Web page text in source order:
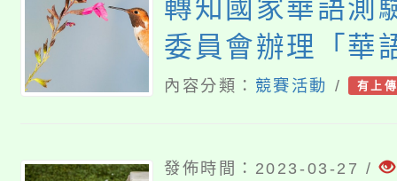
轉知國家華語測
委員會辦理「華
驗」112年4月
踴躍報考，請查
內容分類： 競賽活動 / 有上
發佈時間：2023-03-27 /